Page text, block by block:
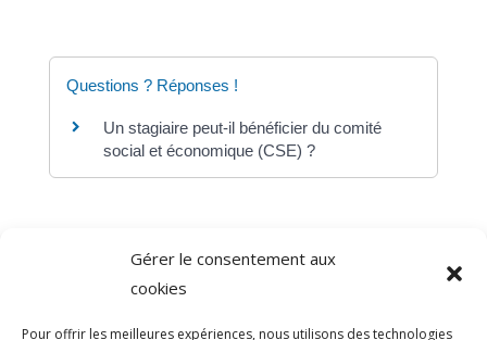
Gérer le consentement aux
cookies
Pour offrir les meilleures expériences, nous utilisons des technologies
Questions ? Réponses !
Un stagiaire peut-il bénéficier du comité
social et économique (CSE) ?
Direction de l'information légale et administrative
comarquage developpé par